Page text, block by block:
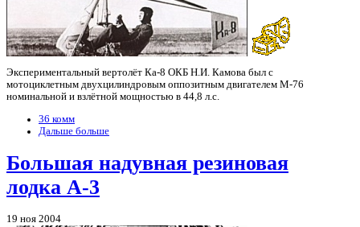
Экспериментальный вертолёт Ка-8 ОКБ Н.И. Камова был с
мотоциклетным двухцилиндровым оппозитным двигателем М-76
номинальной и взлётной мощностью в 44,8 л.с.
36 комм
Дальше больше
Большая надувная резиновая
лодка А-3
19 ноя 2004